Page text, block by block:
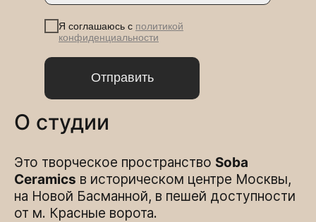
Я соглашаюсь c политикой
конфиденциальности
Отправить
О студии
Это творческое пространство Soba
Ceramics в историческом центре Москвы,
на Новой Басманной, в пешей доступности
от м. Красные ворота.